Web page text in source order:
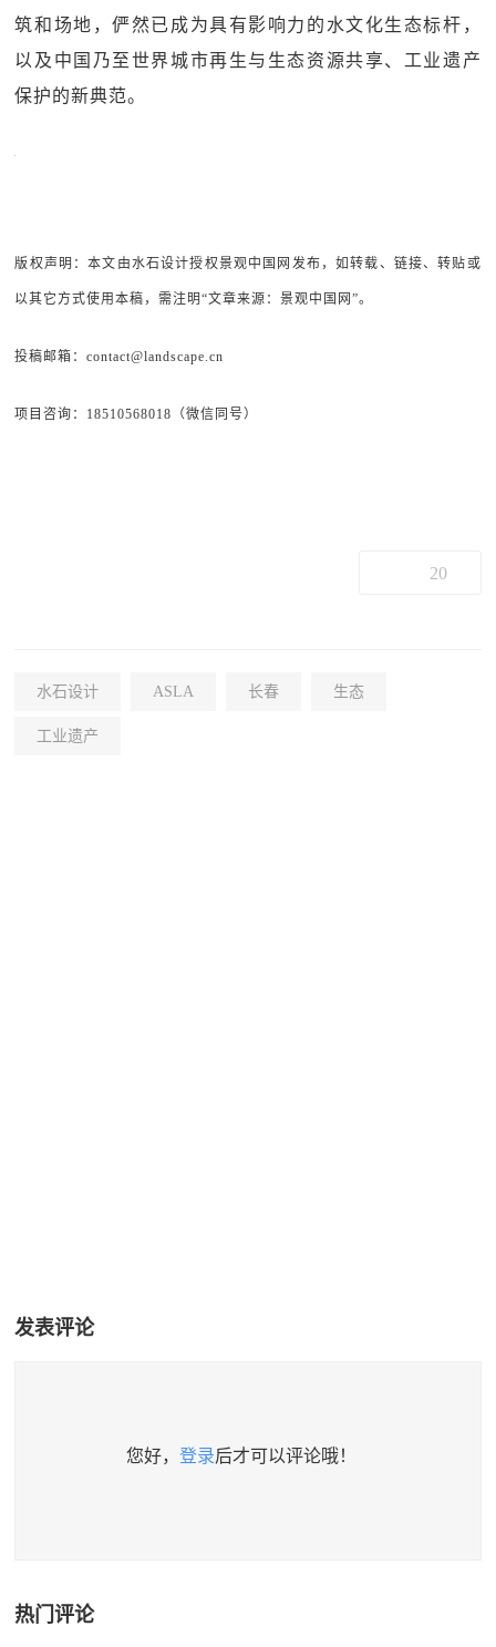
筑和场地，俨然已成为具有影响力的水文化生态标杆，
以及中国乃至世界城市再生与生态资源共享、工业遗产
保护的新典范。
版权声明：本文由水石设计授权景观中国网发布，如转载、链接、转贴或
以其它方式使用本稿，需注明“文章来源：景观中国网”。
投稿邮箱：contact@landscape.cn
项目咨询：18510568018（微信同号）
20
水石设计 ASLA 长春 生态
工业遗产
发表评论
您好， 登录后才可以评论哦！
热门评论